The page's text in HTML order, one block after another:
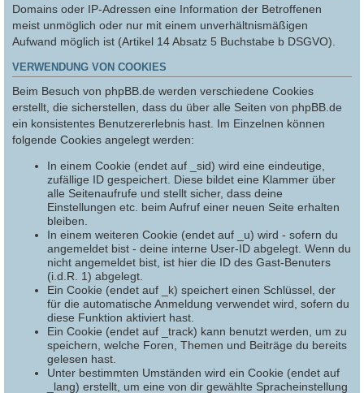
Domains oder IP-Adressen eine Information der Betroffenen
meist unmöglich oder nur mit einem unverhältnismäßigen
Aufwand möglich ist (Artikel 14 Absatz 5 Buchstabe b DSGVO).
VERWENDUNG VON COOKIES
Beim Besuch von phpBB.de werden verschiedene Cookies
erstellt, die sicherstellen, dass du über alle Seiten von phpBB.de
ein konsistentes Benutzererlebnis hast. Im Einzelnen können
folgende Cookies angelegt werden:
In einem Cookie (endet auf _sid) wird eine eindeutige,
zufällige ID gespeichert. Diese bildet eine Klammer über
alle Seitenaufrufe und stellt sicher, dass deine
Einstellungen etc. beim Aufruf einer neuen Seite erhalten
bleiben.
In einem weiteren Cookie (endet auf _u) wird - sofern du
angemeldet bist - deine interne User-ID abgelegt. Wenn du
nicht angemeldet bist, ist hier die ID des Gast-Benuters
(i.d.R. 1) abgelegt.
Ein Cookie (endet auf _k) speichert einen Schlüssel, der
für die automatische Anmeldung verwendet wird, sofern du
diese Funktion aktiviert hast.
Ein Cookie (endet auf _track) kann benutzt werden, um zu
speichern, welche Foren, Themen und Beiträge du bereits
gelesen hast.
Unter bestimmten Umständen wird ein Cookie (endet auf
_lang) erstellt, um eine von dir gewählte Spracheinstellung